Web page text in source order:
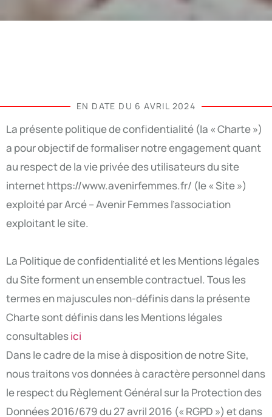
EN DATE DU 6 AVRIL 2024
La présente politique de confidentialité (la « Charte »)
a pour objectif de formaliser notre engagement quant
au respect de la vie privée des utilisateurs du site
internet https://www.avenirfemmes.fr/ (le « Site »)
exploité par Arcé – Avenir Femmes l’association
exploitant le site.
La Politique de confidentialité et les Mentions légales
du Site forment un ensemble contractuel. Tous les
termes en majuscules non-définis dans la présente
Charte sont définis dans les Mentions légales
consultablesici
Dans le cadre de la mise à disposition de notre Site,
nous traitons vos données à caractère personnel dans
le respect du Règlement Général sur la Protection des
Données 2016/679 du 27 avril 2016 (« RGPD ») et dans